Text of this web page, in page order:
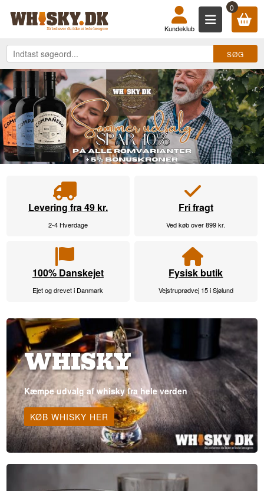
KØB DIN WHISKY, ROM, GIN, 0
Kundeklub
Levering fra 49 kr.
2-4 Hverdage
Fri fragt
Ved køb over 899 kr.
100% Danskejet
Ejet og drevet i Danmark
Fysisk butik
Vejstruprødvej 15 i Sjølund
WHISKY
Kæmpe udvalg af whisky fra hele verden
KØB WHISKY HER